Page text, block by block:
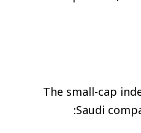
The small-cap
Saudi